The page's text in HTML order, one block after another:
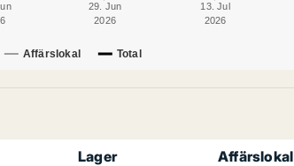
Affärslokal Total
29. Jun
2026
13. Jul
2026
Lager
Affärslokal